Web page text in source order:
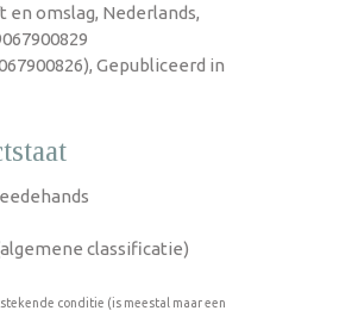
en omslag, Nederlands,
Gepubliceerd in
classificatie)
conditie (is meestal maar een